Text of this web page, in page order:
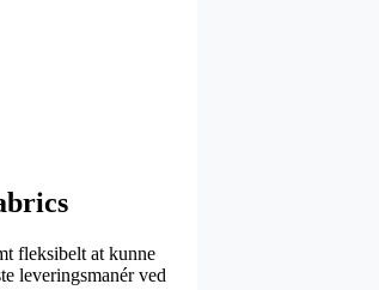
fleksibelt at kunne
leveringsmanér ved